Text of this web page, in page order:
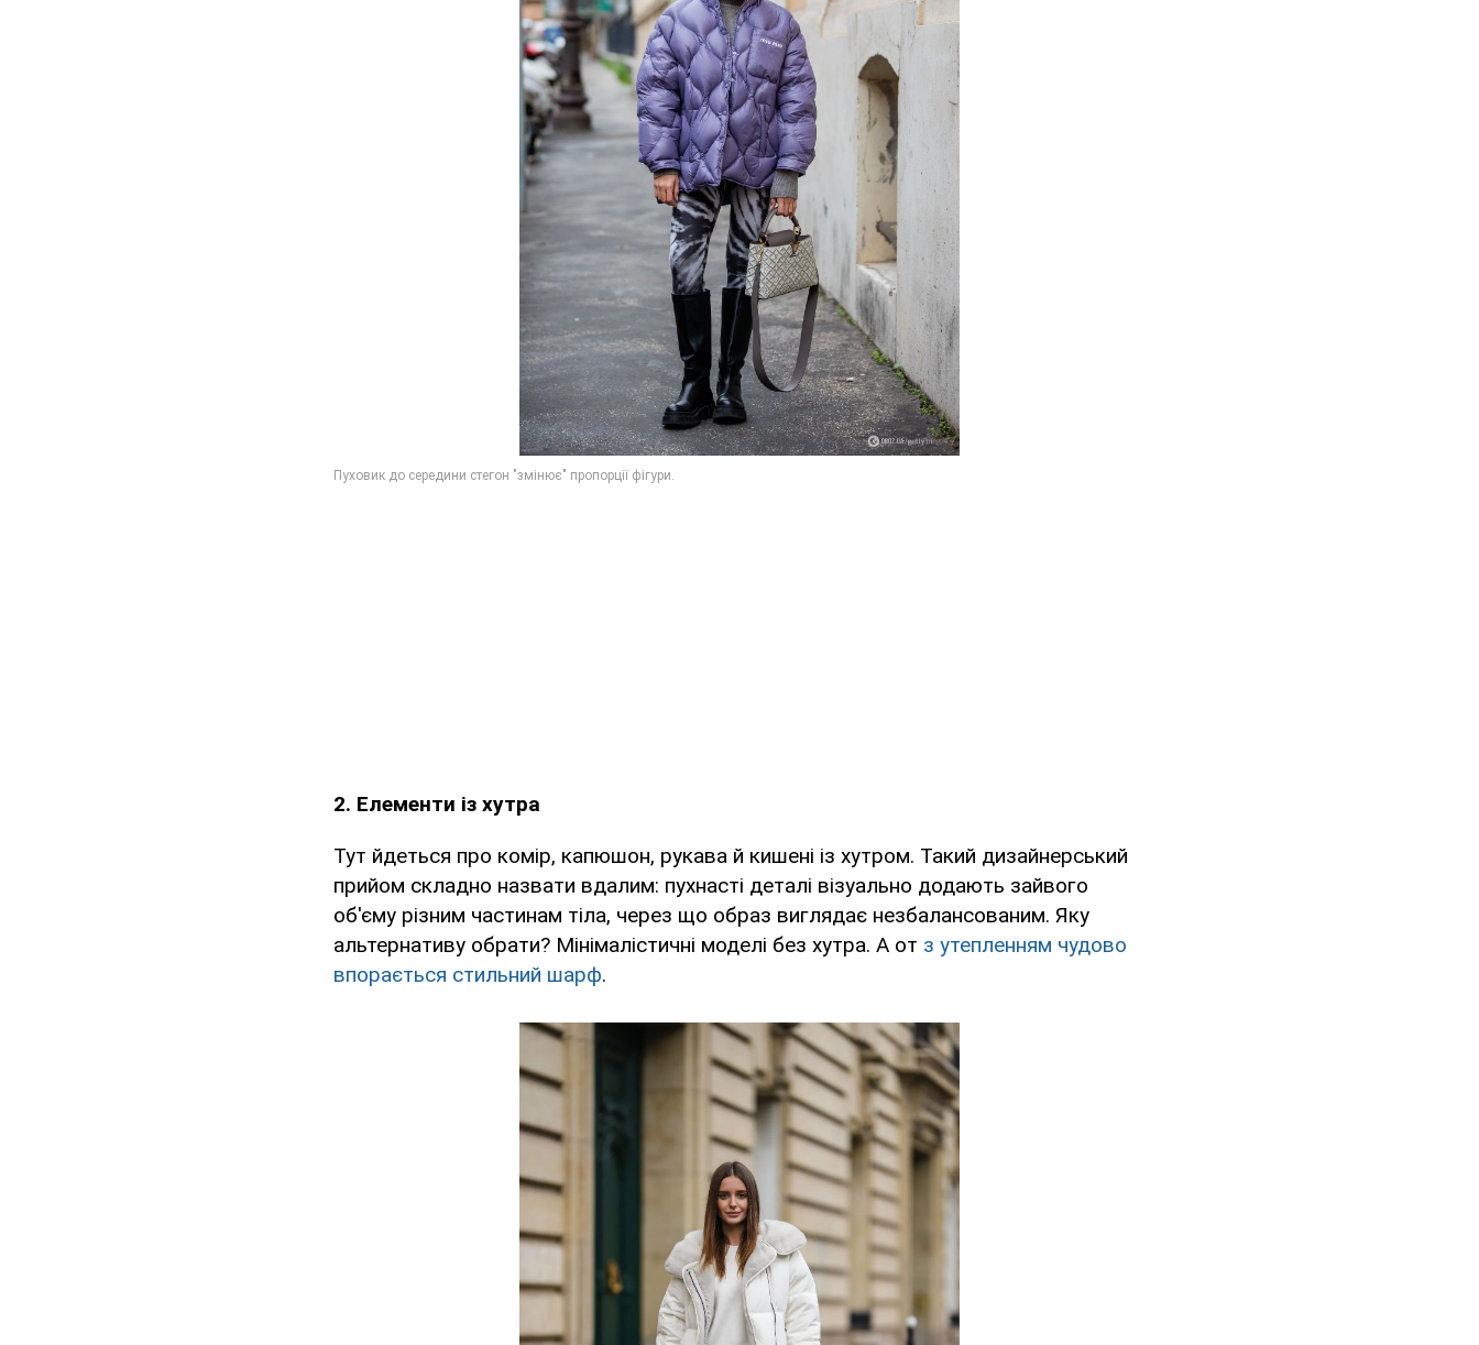
2. Елементи із хутра
Тут йдеться про комір, капюшон, рукава й кишені із хутром. Такий дизайнерський
прийом складно назвати вдалим: пухнасті деталі візуально додають зайвого
об'єму різним частинам тіла, через що образ виглядає незбалансованим. Яку
альтернативу обрати? Мінімалістичні моделі без хутра. А от з утепленням чудово
впорається стильний шарф.